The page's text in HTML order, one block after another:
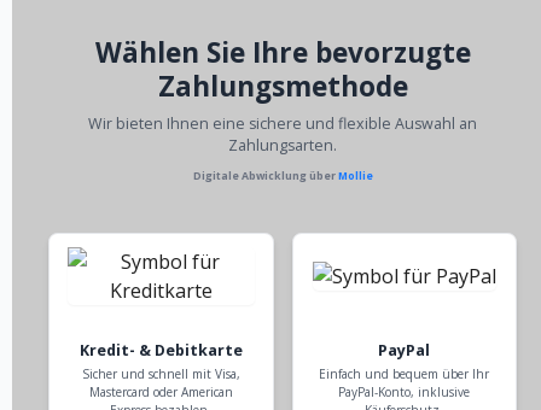
Wählen Sie Ihre bevorzugte
Zahlungsmethode
Wir bieten Ihnen eine sichere und flexible Auswahl an
Zahlungsarten.
Digitale Abwicklung überMollie
Kredit- & Debitkarte
Sicher und schnell mit Visa,
Mastercard oder American
PayPal
Einfach und bequem über Ihr
PayPal-Konto, inklusive